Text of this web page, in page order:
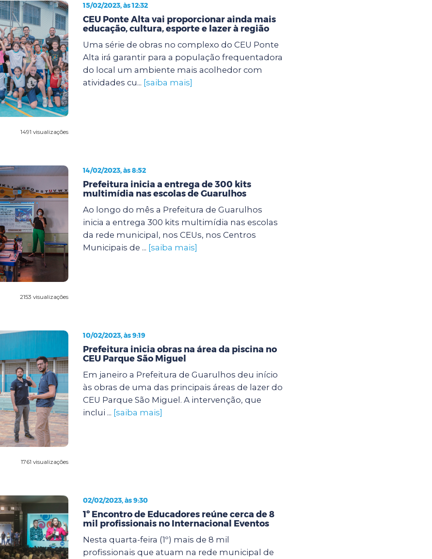
1491 visualizações
15/02/2023, às 12:32
CEU Ponte Alta vai proporcionar ainda mais
educação, cultura, esporte e lazer à região
Uma série de obras no complexo do CEU Ponte
Alta irá garantir para a população frequentadora
do local um ambiente mais acolhedor com
atividades cu... [saiba mais]
2153 visualizações
14/02/2023, às 8:52
Prefeitura inicia a entrega de 300 kits
multimídia nas escolas de Guarulhos
Ao longo do mês a Prefeitura de Guarulhos
inicia a entrega 300 kits multimídia nas escolas
da rede municipal, nos CEUs, nos Centros
Municipais de ... [saiba mais]
1761 visualizações
10/02/2023, às 9:19
Prefeitura inicia obras na área da piscina no
CEU Parque São Miguel
Em janeiro a Prefeitura de Guarulhos deu início
às obras de uma das principais áreas de lazer do
CEU Parque São Miguel. A intervenção, que
inclui ... [saiba mais]
02/02/2023, às 9:30
1º Encontro de Educadores reúne cerca de 8
mil profissionais no Internacional Eventos
Nesta quarta-feira (1º) mais de 8 mil
profissionais que atuam na rede municipal de